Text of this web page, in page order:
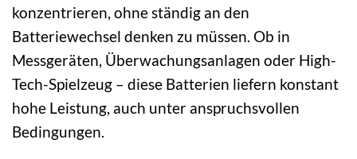
konzentrieren, ohne ständig an den
Batteriewechsel denken zu müssen. Ob in
Messgeräten, Überwachungsanlagen oder High-
Tech-Spielzeug – diese Batterien liefern konstant
hohe Leistung, auch unter anspruchsvollen
Bedingungen.